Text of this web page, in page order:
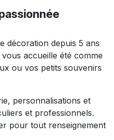
décoration depuis 5 ans
accueille été comme
ou vos petits souvenirs
personnalisations et
et professionnels.
pour tout renseignement